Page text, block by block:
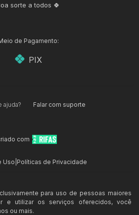
sorte a todos 🍀
de Pagamento:
PIX
ajuda? Falar com suporte
com
Uso Políticas de Privacidade
para uso de pessoas maiores
e utilizar os serviços oferecidos, você
ou mais.